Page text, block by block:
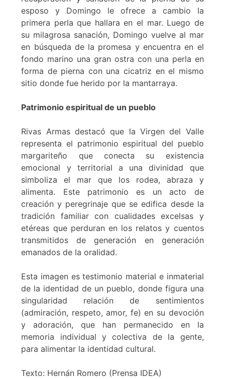
esposo y Domingo le ofrece a cambio la
primera perla que hallara en el mar. Luego de
su milagrosa sanación, Domingo vuelve al mar
en búsqueda de la promesa y encuentra en el
fondo marino una gran ostra con una perla en
forma de pierna con una cicatriz en el mismo
sitio donde fue herido por la mantarraya.
Patrimonio espiritual de un pueblo
Rivas Armas destacó que la Virgen del Valle
representa el patrimonio espiritual del pueblo
margariteño que conecta su existencia
emocional y territorial a una divinidad que
simboliza el mar que los rodea, abraza y
alimenta. Este patrimonio es un acto de
creación y peregrinaje que se edifica desde la
tradición familiar con cualidades excelsas y
etéreas que perduran en los relatos y cuentos
transmitidos de generación en generación
emanados de la oralidad.
Esta imagen es testimonio material e inmaterial
de la identidad de un pueblo, donde figura una
singularidad relación de sentimientos
(admiración, respeto, amor, fe) en su devoción
y adoración, que han permanecido en la
memoria individual y colectiva de la gente,
para alimentar la identidad cultural.
Texto: Hernán Romero (Prensa IDEA)